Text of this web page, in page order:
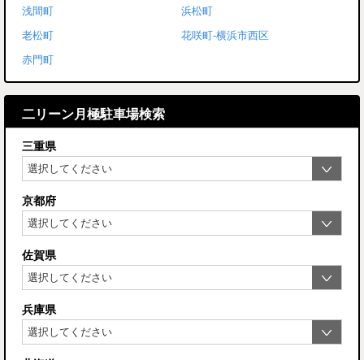
浅間町
浜松町
老松町
花咲町-横浜市西区
赤門町
二リーン月極駐車場検索
三重県
京都府
佐賀県
兵庫県